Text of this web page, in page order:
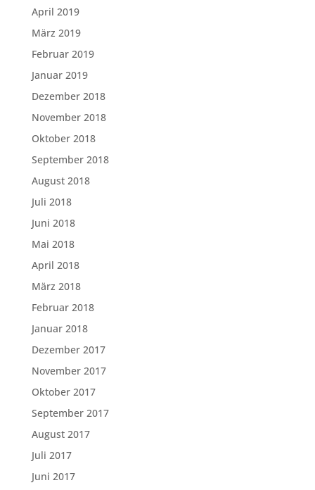
April 2019
März 2019
Februar 2019
Januar 2019
Dezember 2018
November 2018
Oktober 2018
September 2018
August 2018
Juli 2018
Juni 2018
Mai 2018
April 2018
März 2018
Februar 2018
Januar 2018
Dezember 2017
November 2017
Oktober 2017
September 2017
August 2017
Juli 2017
Juni 2017